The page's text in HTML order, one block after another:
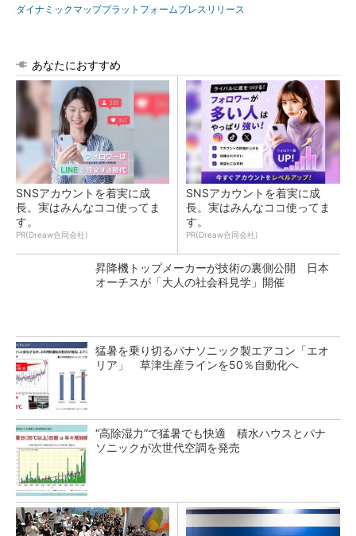
ダイナミックマッププラットフォームプレスリリース
あなたにおすすめ
SNSアカウントを着実に成
長。実はみんなココ使ってま
す。
PR(Dreaw合同会社)
SNSアカウントを着実に成
長。実はみんなココ使ってま
す。
PR(Dreaw合同会社)
昇降機トップメーカーが技術の裏側公開 日本
オーチスが「大人の社会科見学」開催
猛暑を乗り切るパナソニック製エアコン「エオ
リア」 草津生産ラインを50％自動化へ
“高除湿力”で猛暑でも快適 積水ハウスとパナ
ソニックが次世代空調を発売